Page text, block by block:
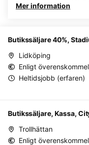
Mer information
Butikssäljare 40%,
Lidköping
Enligt
Heltidsjobb (erfaren)
Butikssäljare, Kassa,
Trollhättan
Enligt